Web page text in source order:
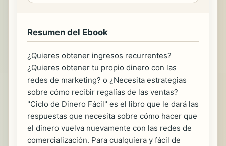
Resumen del Ebook
¿Quieres obtener ingresos recurrentes?
¿Quieres obtener tu propio dinero con las
redes de marketing? o ¿Necesita estrategias
sobre cómo recibir regalías de las ventas?
"Ciclo de Dinero Fácil" es el libro que le dará las
respuestas que necesita sobre cómo hacer que
el dinero vuelva nuevamente con las redes de
comercialización. Para cualquiera y fácil de